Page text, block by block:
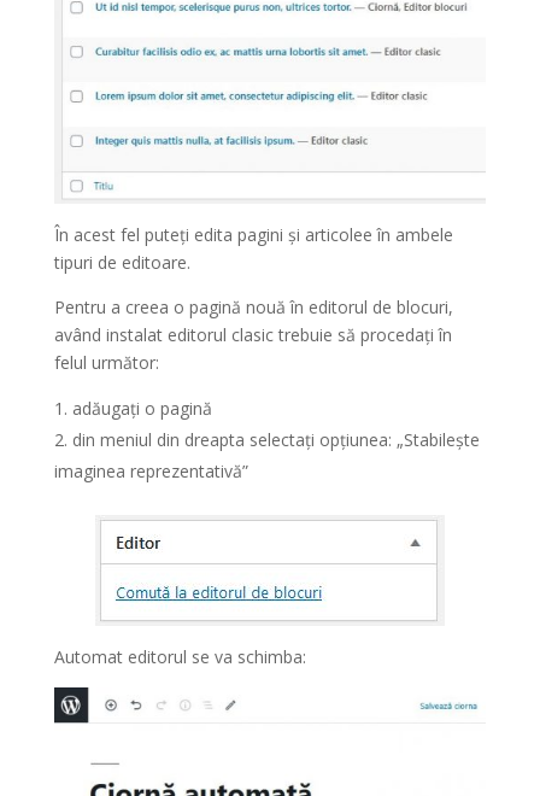
În acest fel puteți edita pagini și articolee în ambele
tipuri de editoare.
Pentru a creea o pagină nouă în editorul de blocuri,
având instalat editorul clasic trebuie să procedați în
felul următor:
adăugați o pagină
din meniul din dreapta selectați opțiunea: „Stabilește
imaginea reprezentativă”
Automat editorul se va schimba: